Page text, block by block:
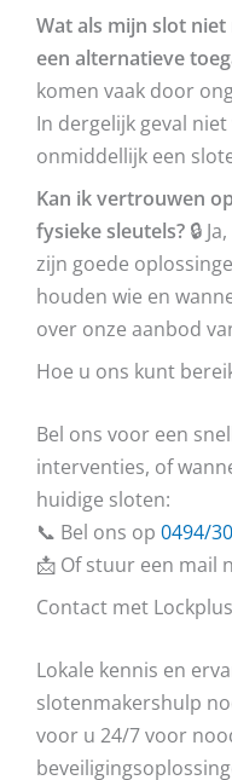
Wat als mijn slot
een alternatieve
komen vaak door
In dergelijk geval
onmiddellijk een
Kan ik vertrouwen
fysieke sleutels? 🔒
zijn goede
houden wie en
over onze aanbod
Hoe u ons kunt
Bel ons voor een
interventies, of
huidige sloten:
📞 Bel ons op 0494/
📩 Of stuur een mail
Contact met
Lokale kennis en
slotenmakershulp
voor u 24/7 voor